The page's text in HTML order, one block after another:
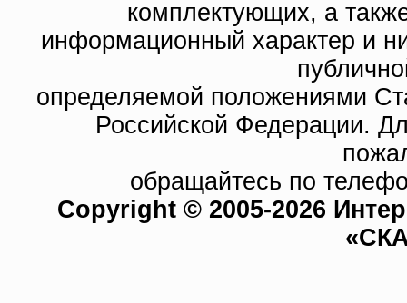
комплектующих, а
информационный характер и
определяемой положениями
Российской Федерации.
обращайтесь по
Copyright © 2005-2026